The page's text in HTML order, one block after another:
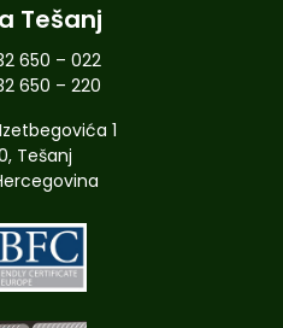
Tešanj
650 – 022
650 – 220
1
Tešanj